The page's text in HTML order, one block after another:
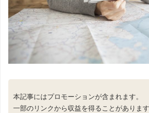
本記事にはプロモーションが含まれます。
一部のリンクから収益を得ることがありま